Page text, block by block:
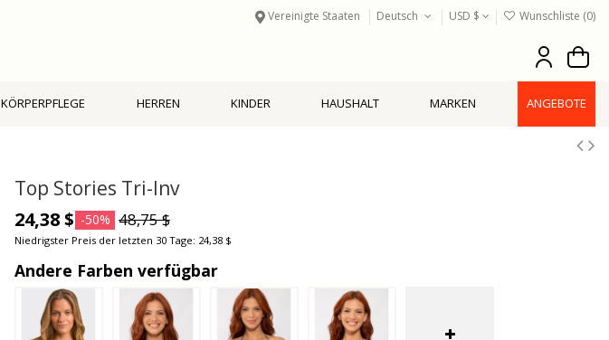
Vereinigte Staaten Deutsch USD $ Wunschliste (0)
KÖRPERPFLEGE HERREN KINDER HAUSHALT MARKEN ANGEBOTE
Top Stories Tri-Inv
24,38 $ -50% 48,75 $
Niedrigster Preis der letzten 30 Tage: 24,38 $
Andere Farben verfügbar